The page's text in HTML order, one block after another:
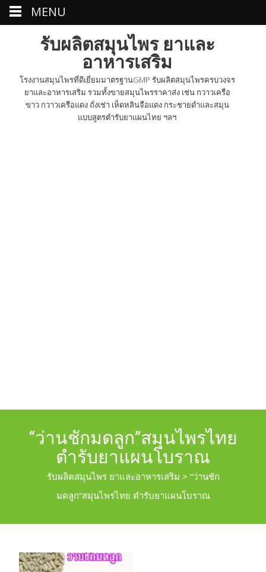
รับผลิตสมุนไพร ยาและ
อาหารเสริม
โรงงานสมุนไพรที่ดีเยี่ยมมาตรฐานGMP รับผลิตสมุนไพรครบวงจร
ยาและอาหารเสริม รวมทั้งขายสมุนไพรราคาส่ง เช่น กวาวเครือ
ขาว กวาวเครือแดง ถั่งเช่า เห็ดหลินจือแดง กระชายดำและสมุน
แบบสูตรตำรับยาแผนไทย ฯลฯ
“ว่านชักมดลูก”สมุนไพรไทย
ตำรับยาแผนโบราณ
รับผลิตสมุนไพร ยาและอาหารเสริม > “ว่านชัก
มดลูก”สมุนไพรไทย ตำรับยาแผนโบราณ
MENU